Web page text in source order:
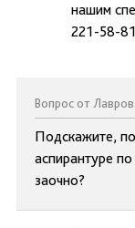
нашим
221-58-
Вопрос от
Подскажите,
аспирантуре
заочно?